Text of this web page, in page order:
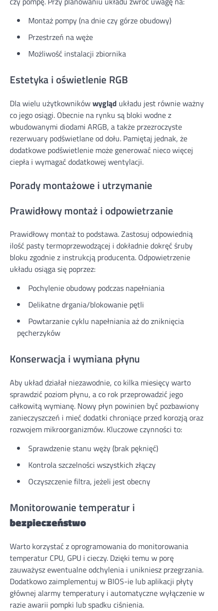
Montaż pompy (na dnie czy górze obudowy)
Przestrzeń na węże
Możliwość instalacji zbiornika
Estetyka i oświetlenie RGB
Dla wielu użytkownikówwygląd układu jest równie ważny
co jego osiągi. Obecnie na rynku są bloki wodne z
wbudowanymi diodami ARGB, a także przezroczyste
rezerwuary podświetlane od dołu. Pamiętaj jednak, że
dodatkowe podświetlenie może generować nieco więcej
ciepła i wymagać dodatkowej wentylacji.
Porady montażowe i utrzymanie
Prawidłowy montaż i odpowietrzanie
Prawidłowy montaż to podstawa. Zastosuj odpowiednią
ilość pasty termoprzewodzącej i dokładnie dokręć śruby
bloku zgodnie z instrukcją producenta. Odpowietrzenie
układu osiąga się poprzez:
Pochylenie obudowy podczas napełniania
Delikatne drgania/blokowanie pętli
Powtarzanie cyklu napełniania aż do zniknięcia
pęcherzyków
Konserwacja i wymiana płynu
Aby układ działał niezawodnie, co kilka miesięcy warto
sprawdzić poziom płynu, a co rok przeprowadzić jego
całkowitą wymianę. Nowy płyn powinien być pozbawiony
zanieczyszczeń i mieć dodatki chroniące przed korozją oraz
rozwojem mikroorganizmów. Kluczowe czynności to:
Sprawdzenie stanu węży (brak pęknięć)
Kontrola szczelności wszystkich złączy
Oczyszczenie filtra, jeżeli jest obecny
Monitorowanie temperatur i
bezpieczeństwo
Warto korzystać z oprogramowania do monitorowania
temperatur CPU, GPU i cieczy. Dzięki temu w porę
zauważysz ewentualne odchylenia i unikniesz przegrzania.
Dodatkowo zaimplementuj w BIOS-ie lub aplikacji płyty
głównej alarmy temperatury i automatyczne wyłączenie w
razie awarii pompki lub spadku ciśnienia.